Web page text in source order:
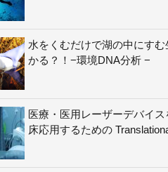
水をくむだけで湖の中にすむ
かる？！−環境DNA分析 −
医療・医用レーザーデバイ
床応用するための